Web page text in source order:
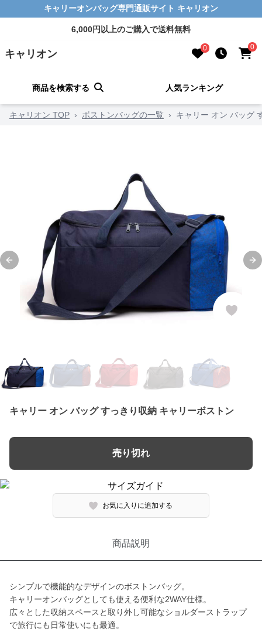
キャリーオンバッグ専門通販サイト キャリオン
6,000円以上のご購入で送料無料
キャリオン 0 0
商品を検索する 人気ランキング
キャリオン TOP › ボストンバッグの一覧 › キャリー オン バッグ
Previous slide
キャリー オン バッグ すっきり収納 キャリーボストン
売り切れ
お気に入りに追加する
商品説明
シンプルで機能的なデザインのボストンバッグ。
キャリーオンバッグとしても使える便利な2WAY仕様。
広々とした収納スペースと取り外し可能なショルダーストラップ
で旅行にも日常使いにも最適。